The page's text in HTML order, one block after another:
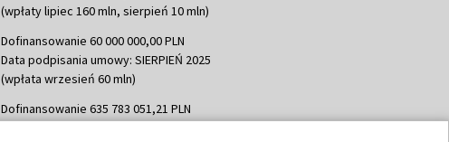
(wpłaty lipiec 160 mln, sierpień 10 mln)
Dofinansowanie 60 000 000,00 PLN
Data podpisania umowy: SIERPIEŃ 2025
(wpłata wrzesień 60 mln)
Dofinansowanie 635 783 051,21 PLN